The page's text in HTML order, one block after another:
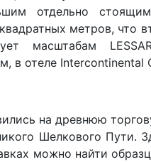
отдельно
метров, что
масштабам
в отеле Intercontinental
на древнюю
Шелкового Пути.
можно найти